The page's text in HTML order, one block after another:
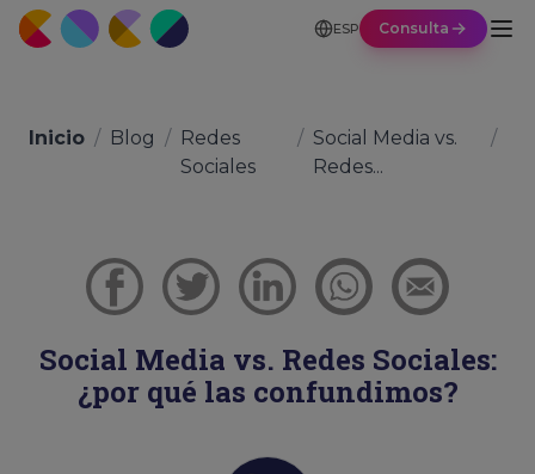
ESP Consulta
Inicio / Blog / Redes
Sociales
/ Social Media vs.
Redes...
/
Social Media vs. Redes Sociales:
¿por qué las confundimos?